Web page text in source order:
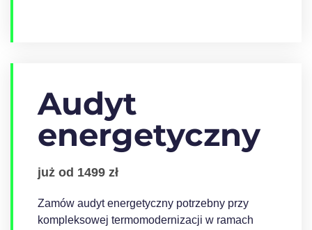
Audyt
energetyczny
już od 1499 zł
Zamów audyt energetyczny potrzebny przy
kompleksowej termomodernizacji w ramach